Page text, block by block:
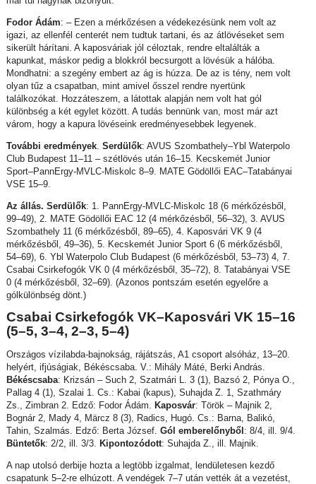
Fodor Ádám: – Ezen a mérkőzésen a védekezésünk nem volt az
igazi, az ellenfél centerét nem tudtuk tartani, és az átlövéseket sem
sikerült hárítani. A kaposváriak jól céloztak, rendre eltalálták a
kapunkat, máskor pedig a blokkról becsurgott a lövésük a hálóba.
Mondhatni: a szegény embert az ág is húzza. De az is tény, nem volt
olyan tűz a csapatban, mint amivel ősszel rendre nyertünk
találkozókat. Hozzáteszem, a látottak alapján nem volt hat gól
különbség a két egylet között. A tudás bennünk van, most már azt
várom, hogy a kapura lövéseink eredményesebbek legyenek.
További eredmények. Serdülők: AVUS Szombathely–Ybl Waterpolo
Club Budapest 11–11 – szétlövés után 16–15. Kecskemét Junior
Sport–PannErgy-MVLC-Miskolc 8–9. MATE Gödöllői EAC–Tatabányai
VSE 15–9.
Az állás. Serdülők: 1. PannErgy-MVLC-Miskolc 18 (6 mérkőzésből,
99–49), 2. MATE Gödöllői EAC 12 (4 mérkőzésből, 56–32), 3. AVUS
Szombathely 11 (6 mérkőzésből, 89–65), 4. Kaposvári VK 9 (4
mérkőzésből, 49–36), 5. Kecskemét Junior Sport 6 (6 mérkőzésből,
54–69), 6. Ybl Waterpolo Club Budapest (6 mérkőzésből, 53–73) 4, 7.
Csabai Csirkefogók VK 0 (4 mérkőzésből, 35–72), 8. Tatabányai VSE
0 (4 mérkőzésből, 32–69). (Azonos pontszám esetén egyelőre a
gólkülönbség dönt.)
Csabai Csirkefogók VK–Kaposvári VK 15–16
(5–5, 3–4, 2–3, 5–4)
Országos vízilabda-bajnokság, rájátszás, A1 csoport alsóház, 13–20.
helyért, ifjúságiak, Békéscsaba. V.: Mihály Máté, Berki András.
Békéscsaba: Krizsán – Such 2, Szatmári L. 3 (1), Bazsó 2, Pónya O.,
Pallag 4 (1), Szalai 1. Cs.: Kabai (kapus), Suhajda Z. 1, Szathmáry
Zs., Zimbran 2. Edző: Fodor Ádám. Kaposvár: Török – Majnik 2,
Bognár 2, Mady 4, Märcz 8 (3), Radics, Hugó. Cs.: Barna, Balikó,
Tahin, Szalmás. Edző: Berta József. Gól emberelőnyből: 8/4, ill. 9/4.
Büntetők: 2/2, ill. 3/3. Kipontozódott: Suhajda Z., ill. Majnik.
A nap utolsó derbije hozta a legtöbb izgalmat, lendületesen kezdő
csapatunk 5–2-re elhúzott. A vendégek 7–7 után vették át a vezetést,